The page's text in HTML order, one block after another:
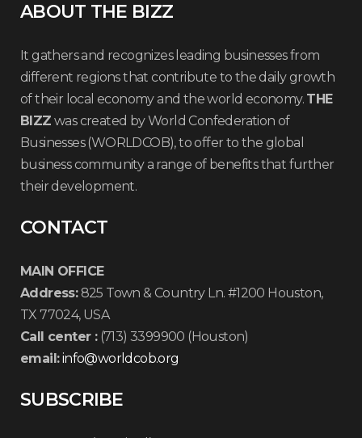
ABOUT THE BIZZ
It gathers and recognizes leading businesses from
different regions that contribute to the daily growth
of their local economy and the world economy. THE
BIZZ was created by World Confederation of
Businesses (WORLDCOB), to offer to the global
business community a range of benefits that further
their development.
CONTACT
MAIN OFFICE
Address:825 Town & Country Ln. #1200 Houston,
TX 77024, USA
Call center :(713) 3399900 (Houston)
email:info@worldcob.org
SUBSCRIBE